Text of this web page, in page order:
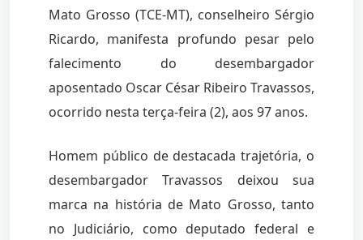
Mato Grosso (TCE-MT), conselheiro Sérgio
Ricardo, manifesta profundo pesar pelo
falecimento do desembargador
aposentado Oscar César Ribeiro Travassos,
ocorrido nesta terça-feira (2), aos 97 anos.
Homem público de destacada trajetória, o
desembargador Travassos deixou sua
marca na história de Mato Grosso, tanto
no Judiciário, como deputado federal e